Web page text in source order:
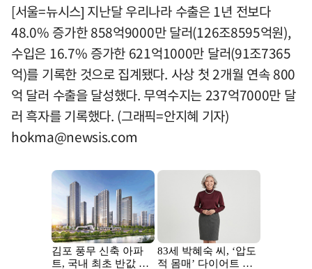
[서울=뉴시스] 지난달 우리나라 수출은 1년 전보다
48.0% 증가한 858억9000만 달러(126조8595억원),
수입은 16.7% 증가한 621억1000만 달러(91조7365
억)를 기록한 것으로 집계됐다. 사상 첫 2개월 연속 800
억 달러 수출을 달성했다. 무역수지는 237억7000만 달
러 흑자를 기록했다. (그래픽=안지혜 기자)
hokma@newsis.com